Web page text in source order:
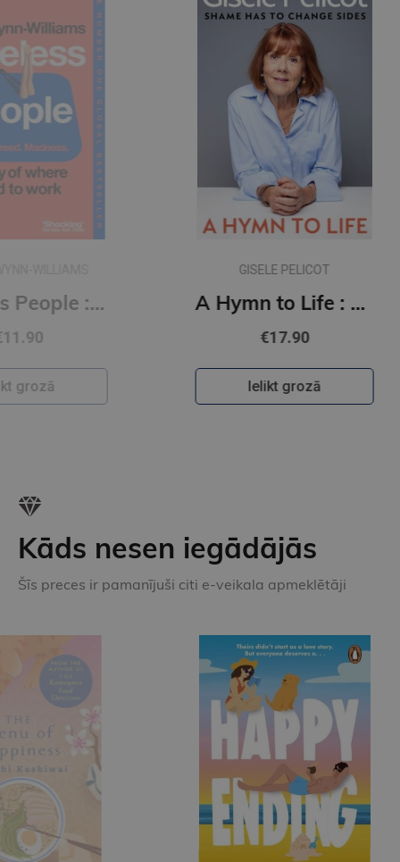
Careless People : A story of where I used to work (s)
GISELE PELICOT
A Hymn to Life : Shame has to Change Sides
Kāds nesen iegādājās
Šīs preces ir pamanījuši citi e-veikala apmeklētāji